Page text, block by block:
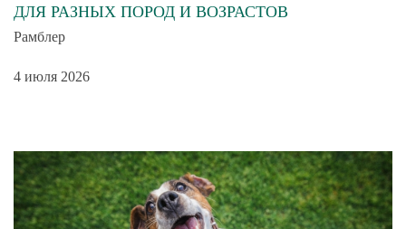
ДЛЯ РАЗНЫХ ПОРОД И ВОЗРАСТОВ
Рамблер
4 июля 2026